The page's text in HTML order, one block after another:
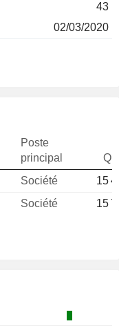
43
02/03/2020
Poste
principal
Société
15
Société 15